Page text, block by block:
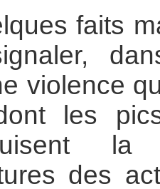
faits
violence
les
la
des